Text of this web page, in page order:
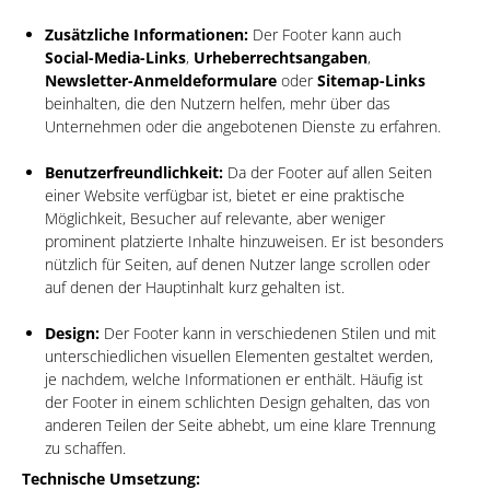
Zusätzliche Informationen: Der Footer kann auch
Social-Media-Links, Urheberrechtsangaben,
Newsletter-Anmeldeformulare oderSitemap-Links
beinhalten, die den Nutzern helfen, mehr über das
Unternehmen oder die angebotenen Dienste zu erfahren.
Benutzerfreundlichkeit: Da der Footer auf allen Seiten
einer Website verfügbar ist, bietet er eine praktische
Möglichkeit, Besucher auf relevante, aber weniger
prominent platzierte Inhalte hinzuweisen. Er ist besonders
nützlich für Seiten, auf denen Nutzer lange scrollen oder
auf denen der Hauptinhalt kurz gehalten ist.
Design: Der Footer kann in verschiedenen Stilen und mit
unterschiedlichen visuellen Elementen gestaltet werden,
je nachdem, welche Informationen er enthält. Häufig ist
der Footer in einem schlichten Design gehalten, das von
anderen Teilen der Seite abhebt, um eine klare Trennung
zu schaffen.
Technische Umsetzung: